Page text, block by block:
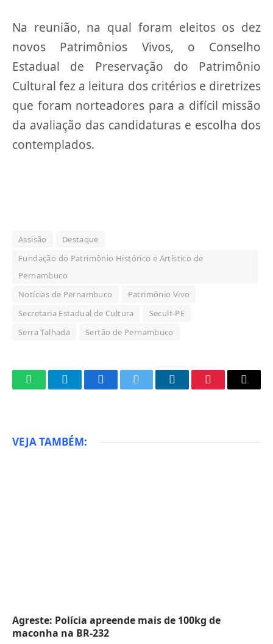
Na reunião, na qual foram eleitos os dez
novos Patrimônios Vivos, o Conselho
Estadual de Preservação do Patrimônio
Cultural fez a leitura dos critérios e diretrizes
que foram norteadores para a difícil missão
da avaliação das candidaturas e escolha dos
contemplados.
Assisão
Destaque
Fundação do Patrimônio Histórico e Artístico de
Pernambuco
Notícias de Pernambuco
Patrimônio Vivo
Secretaria Estadual de Cultura
Secult-PE
Serra Talhada
Sertão de Pernambuco
WhatsAppTelegramFacebookTwitter LinkedInPinterestEmail
VEJA TAMBÉM:
Agreste: Polícia apreende mais de 100kg de
maconha na BR-232